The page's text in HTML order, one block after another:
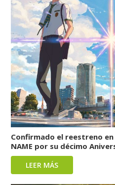
Confirmado el reestreno en
NAME por su décimo
LEER MÁS